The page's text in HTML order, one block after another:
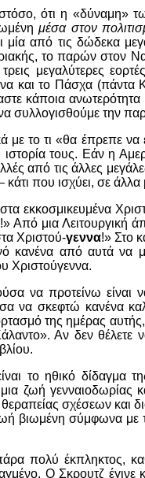
ότι η «δύναμη»
μέσα στον
μία από τις δώδεκα
το παρών στον
τρεις μεγαλύτερες
και το Πάσχα (πάντα
κάποια
συλλογισθούμε την
με το τι «θα έπρεπε να
ιστορία τους. Εάν η
από τις άλλες
κάτι που ισχύει, σε
εκκοσμικευμένα
Από μια
Χριστού-γεννα!» Στο
κανένα από αυτά να
Χριστούγεννα.
να προτείνω είναι
να σκεφτώ κανένα
της ημέρας
Αν δεν θέλετε
το ηθικό δίδαγμα
ζωή γενναιοδωρίας
θεραπείας σχέσεων
βιωμένη σύμφωνα με
πολύ έκπληκτος,
Ο Σκρουτζ